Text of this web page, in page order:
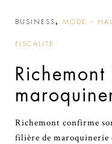
BUSINESS, MODE –
FISCALITÉ
Richemont confirme
filière de maroquinerie